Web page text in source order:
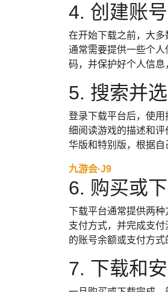
4. 创建账号
在开始下载之前，大
通常需要提供一些个
码，并保护好个人信息
5. 搜索并
登录下载平台后，使
细阅读游戏的描述和
华版和特别版，根据自
九游会·J9
6. 购买或
下载平台通常提供两
支付方式，并完成支
的账号余额或支付方式
7. 下载和